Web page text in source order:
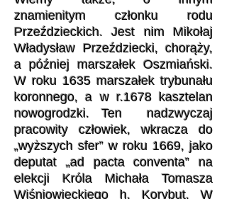
znamienitym członku rodu
Przeździeckich. Jest nim Mikołaj
Władysław Przeździecki, chorąży,
a później marszałek Oszmiański.
W roku 1635 marszałek trybunału
koronnego, a w r.1678 kasztelan
nowogrodzki. Ten nadzwyczaj
pracowity człowiek, wkracza do
„wyższych sfer” w roku 1669, jako
deputat „ad pacta conventa” na
elekcji Króla Michała Tomasza
Wiśniowieckiego h. Korybut. W